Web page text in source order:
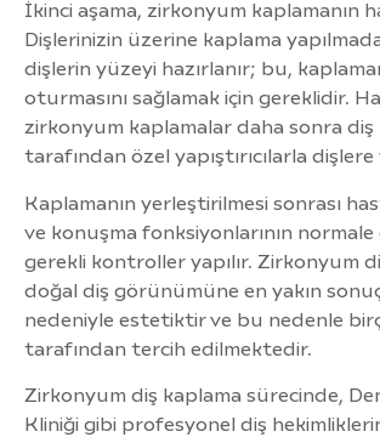
İkinci aşama, zirkonyum kaplamanın
Dişlerinizin üzerine kaplama
dişlerin yüzeyi hazırlanır; bu,
oturmasını sağlamak için gereklidir.
zirkonyum kaplamalar daha sonra diş
tarafından özel yapıştırıcılarla dişlere
Kaplamanın yerleştirilmesi sonrası
ve konuşma fonksiyonlarının normale
gerekli kontroller yapılır. Zirkonyum
doğal diş görünümüne en yakın
nedeniyle estetiktir ve bu nedenle
tarafından tercih edilmektedir.
Zirkonyum diş kaplama sürecinde,
Kliniği gibi profesyonel diş